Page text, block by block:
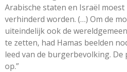
Arabische staten en Israël moest
verhinderd worden. (…) Om de
uiteindelijk ook de
te zetten, had Hamas beelden
leed van de burgerbevolking.
op.”